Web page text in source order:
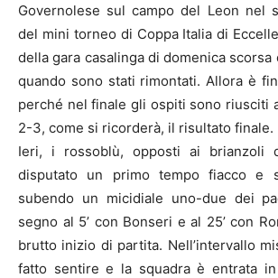
Governolese sul campo del Leon nel
del mini torneo di Coppa Italia di
della gara casalinga di domenica scorsa
quando sono stati rimontati. Allora è
perché nel finale gli ospiti sono riusciti
2-3, come si ricorderà, il risultato finale.
Ieri, i rossoblù, opposti ai brianzoli
disputato un primo tempo fiacco e
subendo un micidiale uno-due dei
segno al 5’ con Bonseri e al 25’ con
brutto inizio di partita. Nell’intervallo
fatto sentire e la squadra è entrata